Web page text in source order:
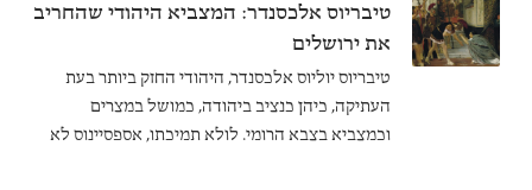
טיבריוס אלכסנדר: המצביא היהודי שהחריב
את ירושלים
טיבריוס יוליוס אלכסנדר, היהודי החזק ביותר בעת
העתיקה, כיהן כנציב ביהודה, כמושל במצרים
וכמצביא בצבא הרומי. לולא תמיכתו, אספסיינוס לא